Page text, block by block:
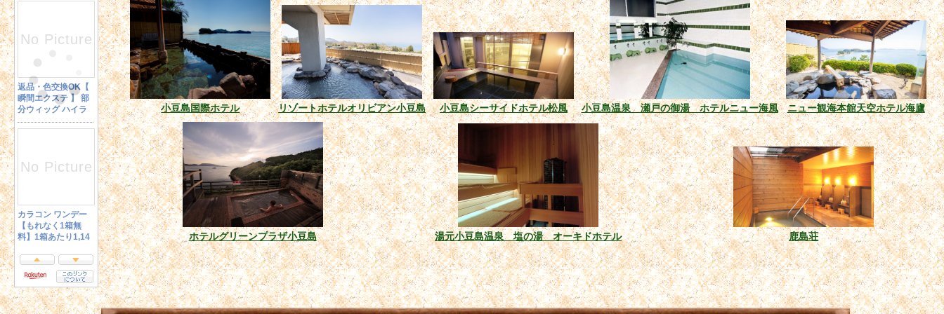
小豆島国際ホテル リゾートホテルオリビアン小豆島 小豆島シーサイドホテル松風 小豆島温泉 瀬戸の御湯 ホテルニュー海風 ニュー観海本館天空ホテル海廬
ホテルグリーンプラザ小豆島 湯元小豆島温泉 塩の湯 オーキドホテル 鹿島荘